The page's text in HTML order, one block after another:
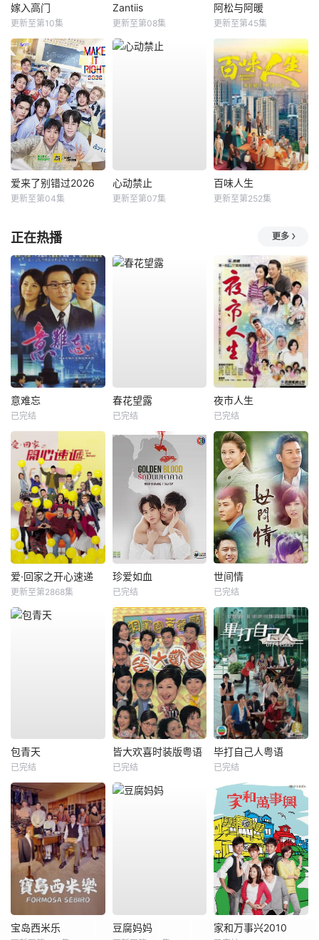
嫁入高门
更新至第10集
Zantiis
更新至第08集
阿松与阿暖
更新至第45集
爱来了别错过2026
更新至第04集
心动禁止
更新至第07集
百味人生
更新至第252集
正在热播 更多
意难忘
已完结
春花望露
已完结
夜市人生
已完结
爱·回家之开心速递
更新至第2868集
珍爱如血
已完结
世间情
已完结
包青天
已完结
皆大欢喜时装版粤语
已完结
毕打自己人粤语
已完结
宝岛西米乐 豆腐妈妈 家和万事兴2010